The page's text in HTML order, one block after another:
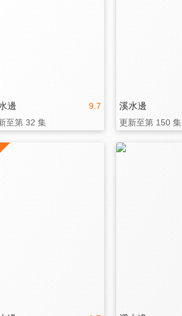
9.7
邊
至第 32 集
溪水邊
更新至第 150 集